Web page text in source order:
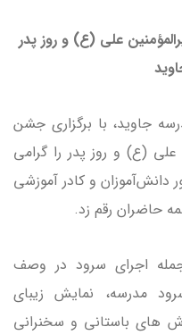
علی (ع) و روز پدر
جاوید، با برگزاری جشن
(ع) و روز پدر را گرامی
دانش‌آموزان و کادر آموزشی
حاضران رقم زد.
اجرای سرود در وصف
مدرسه، نمایش زیبای
های باستانی و سخنرانی